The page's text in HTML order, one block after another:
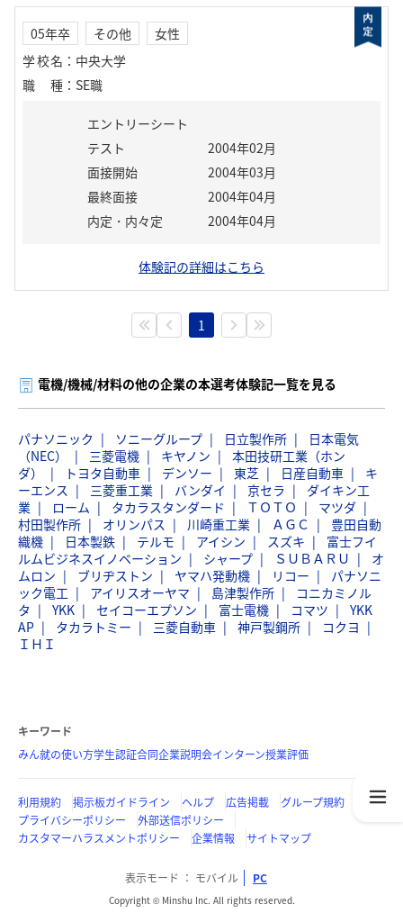
05年卒 その他
女性
学校名 ： 中央大学
職種 ： SE職
エントリーシート
テスト
2004年02月
面接開始
2004年03月
最終面接
2004年04月
内定・内々定
2004年04月
体験記の詳細はこちら
1
電機/機械/材料の他の企業の本選考体験記一覧を見る
パナソニック ソニーグループ 日立製作所
日本電気
（NEC）
三菱電機 キヤノン
本田技研工業（ホン
ダ）
トヨタ自動車 デンソー 東芝 日産自動車
キ
ーエンス
三菱重工業 バンダイ 京セラ
ダイキン工
業
ローム タカラスタンダード ＴＯＴＯ
マツダ
村田製作所
オリンパス 川崎重工業 ＡＧＣ
豊田自動
織機
日本製鉄 テルモ アイシン スズキ
富士フイ
ルムビジネスイノベーション
シャープ ＳＵＢＡＲＵ
オ
ムロン
ブリヂストン ヤマハ発動機 リコー
パナソニ
ック電工
アイリスオーヤマ 島津製作所
コニカミノル
タ
YKK セイコーエプソン 富士電機 コマツ
YKK
AP
タカラトミー 三菱自動車 神戸製鋼所
コクヨ
ＩＨＩ
キーワード
みん就の使い方学生認証合同企業説明会インターン授業評価
利用規約 掲示板ガイドライン ヘルプ 広告掲載
グループ規約
プライバシーポリシー
外部送信ポリシー
カスタマーハラスメントポリシー
企業情報 サイトマップ
表示モード モバイル PC
Copyright © Minshu Inc. All rights reserved.